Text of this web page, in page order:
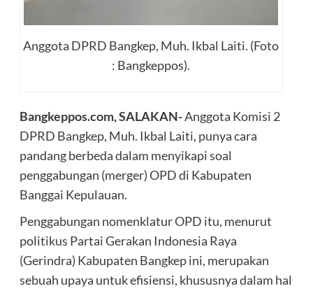
Anggota DPRD Bangkep, Muh. Ikbal Laiti. (Foto
: Bangkeppos).
Bangkeppos.com, SALAKAN-Anggota Komisi 2
DPRD Bangkep, Muh. Ikbal Laiti, punya cara
pandang berbeda dalam menyikapi soal
penggabungan (merger) OPD di Kabupaten
Banggai Kepulauan.
Penggabungan nomenklatur OPD itu, menurut
politikus Partai Gerakan Indonesia Raya
(Gerindra) Kabupaten Bangkep ini, merupakan
sebuah upaya untuk efisiensi, khususnya dalam hal